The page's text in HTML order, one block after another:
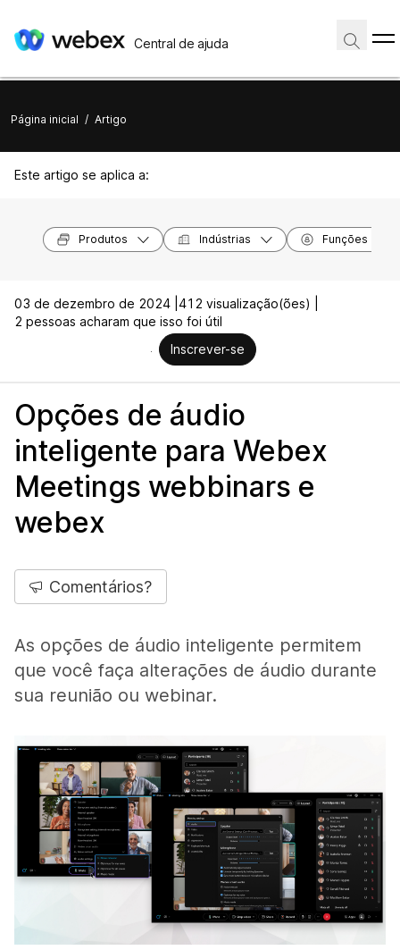
Central de ajuda
Página inicial / Artigo
Este artigo se aplica a:
Produtos Indústrias Funções
03 de dezembro de 2024 | 412 visualização(ões) |
2 pessoas acharam que isso foi útil
Inscrever-se
Opções de áudio
inteligente para Webex
Meetings webbinars e
webex
Comentários?
As opções de áudio inteligente permitem
que você faça alterações de áudio durante
sua reunião ou webinar.